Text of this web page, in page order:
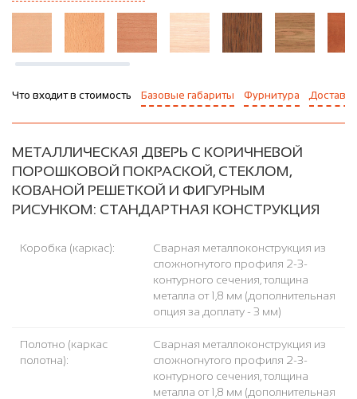
Что входит в стоимость Базовые габариты Фурнитура Доставка
МЕТАЛЛИЧЕСКАЯ ДВЕРЬ С КОРИЧНЕВОЙ
ПОРОШКОВОЙ ПОКРАСКОЙ, СТЕКЛОМ,
КОВАНОЙ РЕШЕТКОЙ И ФИГУРНЫМ
РИСУНКОМ: СТАНДАРТНАЯ КОНСТРУКЦИЯ
Коробка (каркас):
Сварная металлоконструкция из
сложногнутого профиля 2-3-
контурного сечения, толщина
металла от 1,8 мм (дополнительная
опция за доплату - 3 мм)
Полотно (каркас
полотна):
Сварная металлоконструкция из
сложногнутого профиля 2-3-
контурного сечения, толщина
металла от 1,8 мм (дополнительная